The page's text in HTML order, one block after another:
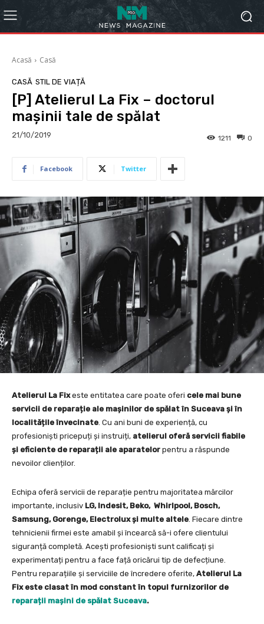
Acasă Casă
CASĂ STIL DE VIAȚĂ
[P] Atelierul La Fix – doctorul
mașinii tale de spălat
21/10/2019 0
1211
Facebook Twitter
Atelierul La Fixeste entitatea care poate oferi cele mai bune
servicii de reparație ale mașinilor de spălat în Suceava și în
localitățile învecinate . Cu ani buni de experiență, cu
profesioniști pricepuți și instruiți, atelierul oferă servicii fiabile
și eficiente de reparații ale aparatelor pentru a răspunde
nevoilor clienților.
Echipa oferă servicii de reparație pentru majoritatea mărcilor
importante, inclusiv LG, Indesit, Beko, Whirlpool, Bosch,
Samsung, Gorenge, Electrolux și multe altele . Fiecare dintre
tehnicienii firmei este amabil și încearcă să-i ofere clientului
siguranță completă. Acești profesioniști sunt calificați și
experimentați pentru a face față oricărui tip de defecțiune.
Pentru reparațiile și serviciile de încredere oferite, Atelierul La
Fix este clasat în mod constant în topul furnizorilor de
reparații mașini de spălat Suceava.